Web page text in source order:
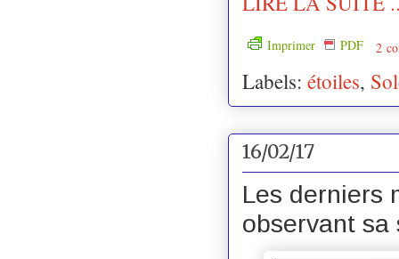
Imprimer PDF 2
Labels: étoiles,
16/02/17
Les derniers
observant